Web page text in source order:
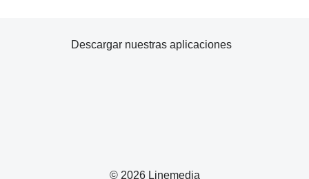
© 2026 Linemedia
Descargar nuestras aplicaciones